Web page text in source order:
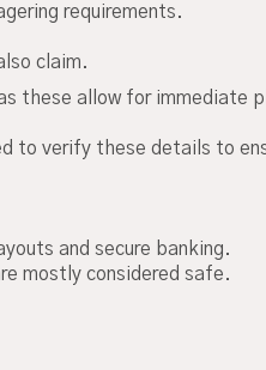
requirements.
claim.
these allow for immediate
to verify these details to
and secure banking.
mostly considered safe.